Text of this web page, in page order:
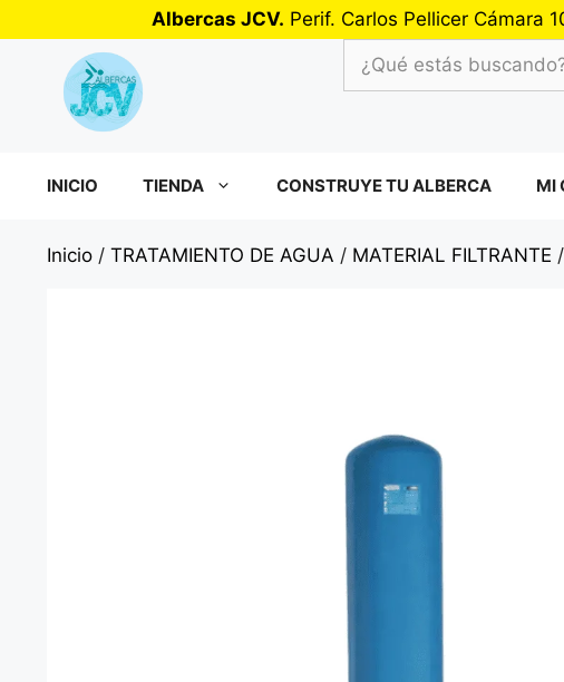
al
contenido
Albercas JCV. Perif. Carlos Pellicer Cámara
¿Qué
estás
INICIO TIENDA CONSTRUYE TU ALBERCA MI
Inicio / TRATAMIENTO DE AGUA / MATERIAL FILTRANTE